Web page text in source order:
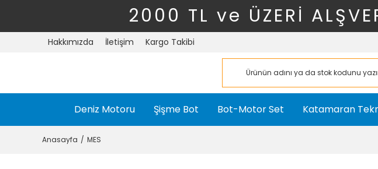
2000 TL ve ÜZERİ
Hakkımızda İletişim Kargo Takibi
Deniz Motoru Şişme Bot Bot-Motor Set Katamaran
Anasayfa MES